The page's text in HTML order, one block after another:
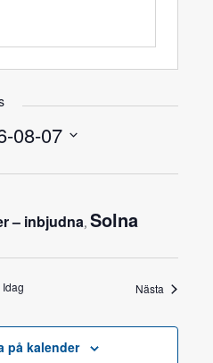
08-07
– inbjudna,Solna
Idag Nästa
på kalender